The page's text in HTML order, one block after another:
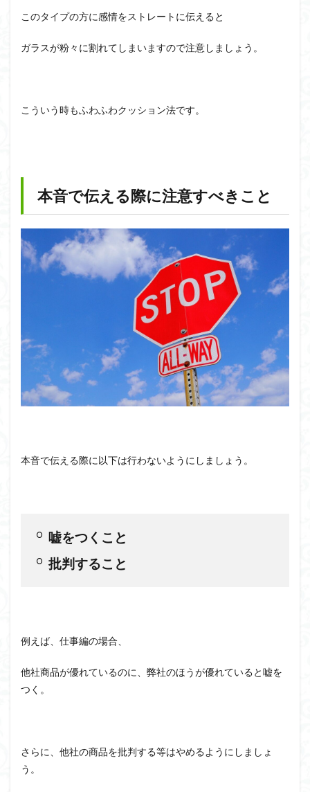
このタイプの方に感情をストレートに伝えると
ガラスが粉々に割れてしまいますので注意しましょう。
こういう時もふわふわクッション法です。
本音で伝える際に注意すべきこと
本音で伝える際に以下は行わないようにしましょう。
嘘をつくこと
批判すること
例えば、仕事編の場合、
他社商品が優れているのに、弊社のほうが優れていると嘘を
つく。
さらに、他社の商品を批判する等はやめるようにしましょ
う。